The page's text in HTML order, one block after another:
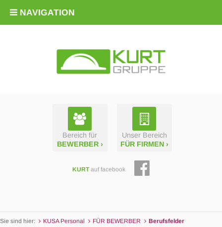
Bereich für
BEWERBER ›
Unser Bereich
FÜR FIRMEN ›
KURT auf facebook
NAVIGATION
Sie sind hier: KUSA Personal FÜR BEWERBER Berufsfelder